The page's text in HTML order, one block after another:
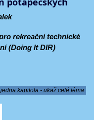
rekreační technické
(Doing It DIR)
kapitola - ukaž celé téma